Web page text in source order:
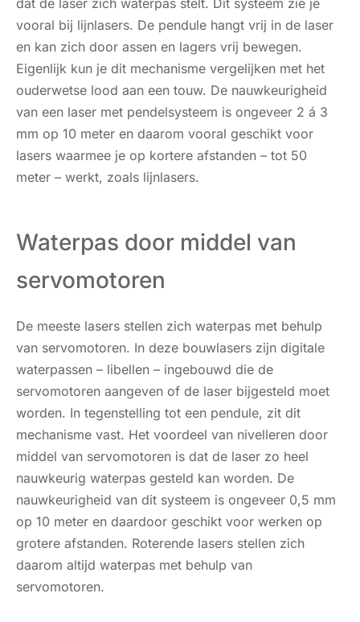
dat de laser zich waterpas stelt. Dit systeem zie je
vooral bij lijnlasers. De pendule hangt vrij in de laser
en kan zich door assen en lagers vrij bewegen.
Eigenlijk kun je dit mechanisme vergelijken met het
ouderwetse lood aan een touw. De nauwkeurigheid
van een laser met pendelsysteem is ongeveer 2 á 3
mm op 10 meter en daarom vooral geschikt voor
lasers waarmee je op kortere afstanden – tot 50
meter – werkt, zoals lijnlasers.
Waterpas door middel van
servomotoren
De meeste lasers stellen zich waterpas met behulp
van servomotoren. In deze bouwlasers zijn digitale
waterpassen – libellen – ingebouwd die de
servomotoren aangeven of de laser bijgesteld moet
worden. In tegenstelling tot een pendule, zit dit
mechanisme vast. Het voordeel van nivelleren door
middel van servomotoren is dat de laser zo heel
nauwkeurig waterpas gesteld kan worden. De
nauwkeurigheid van dit systeem is ongeveer 0,5 mm
op 10 meter en daardoor geschikt voor werken op
grotere afstanden. Roterende lasers stellen zich
daarom altijd waterpas met behulp van
servomotoren.